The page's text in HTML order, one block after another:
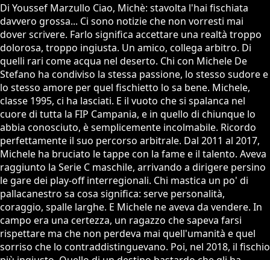
Di Youssef Marzullo Ciao, Michè: stavolta l'hai fischiata
davvero grossa... Ci sono notizie che non vorresti mai
dover scrivere. Farlo significa accettare una realtà troppo
dolorosa, troppo ingiusta. Un amico, collega arbitro. Di
quelli rari come acqua nel deserto. Chi con Michele De
Stefano ha condiviso la stessa passione, lo stesso sudore e
lo stesso amore per quel fischietto lo sa bene. Michele,
classe 1995, ci ha lasciati. E il vuoto che si spalanca nel
cuore di tutta la FIP Campania, e in quello di chiunque lo
abbia conosciuto, è semplicemente incolmabile. Ricordo
perfettamente il suo percorso arbitrale. Dal 2011 al 2017,
Michele ha bruciato le tappe con la fame e il talento. Aveva
raggiunto la Serie C maschile, arrivando a dirigere persino
le gare dei play-off interregionali. Chi mastica un po' di
pallacanestro sa cosa significa: serve personalità,
coraggio, spalle larghe. E Michele ne aveva da vendere. In
campo era una certezza, un ragazzo che sapeva farsi
rispettare ma che non perdeva mai quell'umanità e quel
sorriso che lo contraddistinguevano. Poi, nel 2018, il fischio